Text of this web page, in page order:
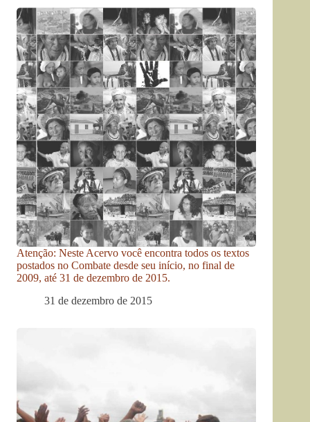
Atenção: Neste Acervo você encontra todos os textos
postados no Combate desde seu início, no final de
2009, até 31 de dezembro de 2015.
31 de dezembro de 2015